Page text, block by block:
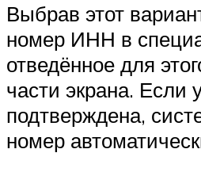
Выбрав этот
номер ИНН в
отведённое для
части экрана. Если
подтверждена,
номер